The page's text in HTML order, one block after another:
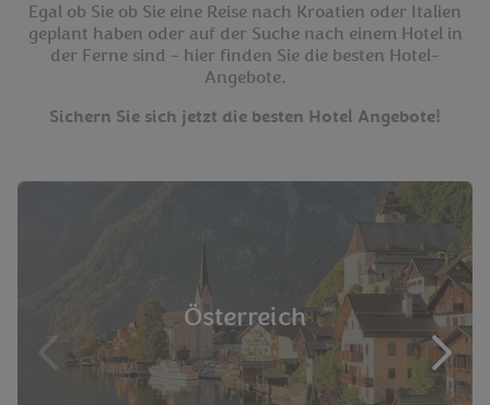
Egal ob Sie ob Sie eine Reise nach Kroatien oder Italien
geplant haben oder auf der Suche nach einem Hotel in
der Ferne sind – hier finden Sie die besten Hotel-
Angebote.
Sichern Sie sich jetzt die besten Hotel Angebote!
Österreich